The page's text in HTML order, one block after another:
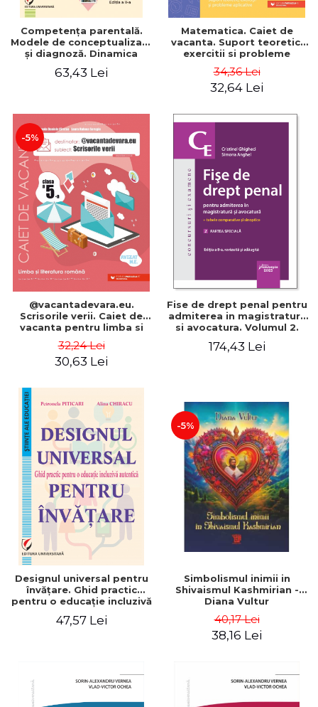
Competența parentală.
Modele de conceptualizare
și diagnoză. Dinamica
63,43 Lei
Matematica. Caiet de
vacanta. Suport teoretic,
exercitii si probleme
Editia a V-a - Maria Zaharia
34,36 Lei
32,64 Lei
-5%
@vacantadevara.eu.
Scrisorile verii. Caiet de
vacanta pentru limba si
V-a. Editia a VI-a - Mihaela
Daniela Cirstea, Laura
32,24 Lei
30,63 Lei
Fise de drept penal pentru
admiterea in magistratura
si avocatura. Volumul 2.
VIII-a, revizuita si adaugita
174,43 Lei
Designul universal pentru
învățare. Ghid practic
pentru o educație incluzivă
47,57 Lei
-5%
Simbolismul inimii in
Shivaismul Kashmirian -
Diana Vultur
40,17 Lei
38,16 Lei